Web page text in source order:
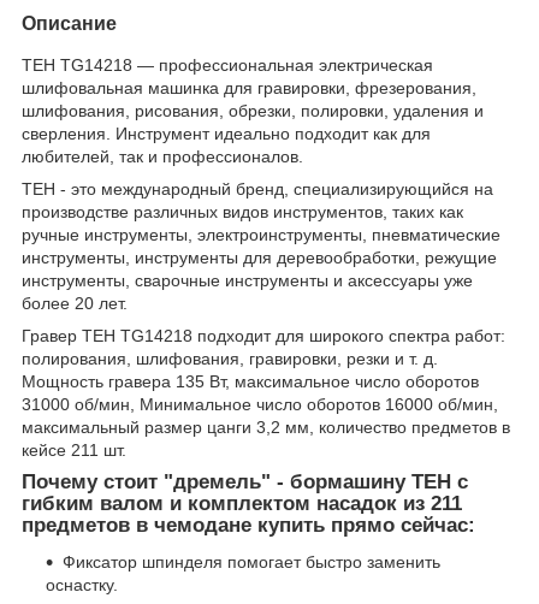
Описание
TEH TG14218 — профессиональная электрическая
шлифовальная машинка для гравировки, фрезерования,
шлифования, рисования, обрезки, полировки, удаления и
сверления. Инструмент идеально подходит как для
любителей, так и профессионалов.
TEH - это международный бренд, специализирующийся на
производстве различных видов инструментов, таких как
ручные инструменты, электроинструменты, пневматические
инструменты, инструменты для деревообработки, режущие
инструменты, сварочные инструменты и аксессуары уже
более 20 лет.
Гравер TEH TG14218 подходит для широкого спектра работ:
полирования, шлифования, гравировки, резки и т. д.
Мощность гравера 135 Вт, максимальное число оборотов
31000 об/мин, Минимальное число оборотов 16000 об/мин,
максимальный размер цанги 3,2 мм, количество предметов в
кейсе 211 шт.
Почему стоит "дремель" - бормашину TEH с
гибким валом и комплектом насадок из 211
предметов в чемодане купить прямо сейчас:
Фиксатор шпинделя помогает быстро заменить
оснастку.